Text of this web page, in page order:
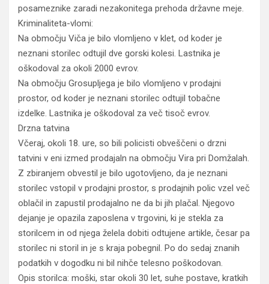
posameznike zaradi nezakonitega prehoda državne meje.
Kriminaliteta-vlomi:
Na območju Viča je bilo vlomljeno v klet, od koder je
neznani storilec odtujil dve gorski kolesi. Lastnika je
oškodoval za okoli 2000 evrov.
Na območju Grosupljega je bilo vlomljeno v prodajni
prostor, od koder je neznani storilec odtujil tobačne
izdelke. Lastnika je oškodoval za več tisoč evrov.
Drzna tatvina
Včeraj, okoli 18. ure, so bili policisti obveščeni o drzni
tatvini v eni izmed prodajaln na območju Vira pri Domžalah.
Z zbiranjem obvestil je bilo ugotovljeno, da je neznani
storilec vstopil v prodajni prostor, s prodajnih polic vzel več
oblačil in zapustil prodajalno ne da bi jih plačal. Njegovo
dejanje je opazila zaposlena v trgovini, ki je stekla za
storilcem in od njega želela dobiti odtujene artikle, česar pa
storilec ni storil in je s kraja pobegnil. Po do sedaj znanih
podatkih v dogodku ni bil nihče telesno poškodovan.
Opis storilca: moški, star okoli 30 let, suhe postave, kratkih